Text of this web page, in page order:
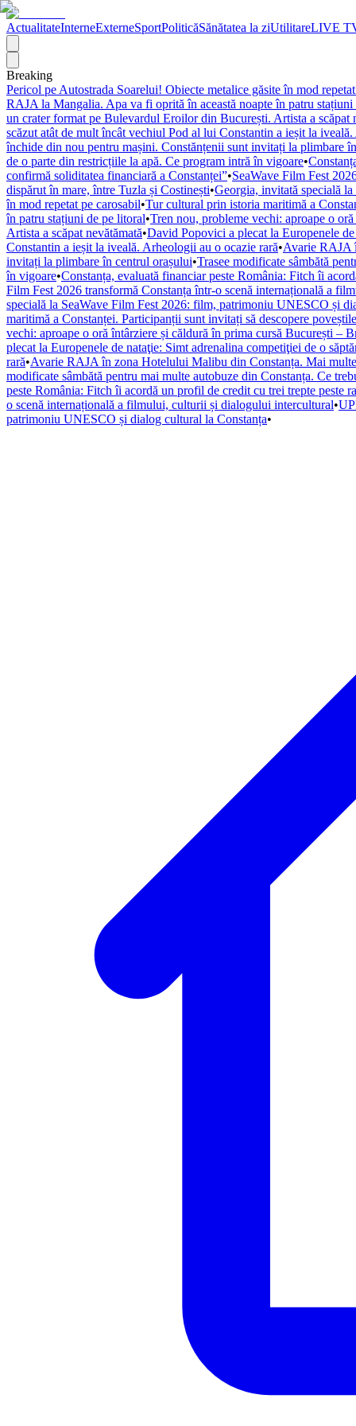
ActualitateInterneExterneSportPoliticăSănătatea la ziUtilitareLIVE
Breaking
Pericol pe Autostrada Soarelui! Obiecte metalice găsite în mod
RAJA la Mangalia. Apa va fi oprită în această noapte în patru stațiuni
un crater format pe Bulevardul Eroilor din București. Artista a scăpat
scăzut atât de mult încât vechiul Pod al lui Constantin a ieșit la
închide din nou pentru mașini. Constănțenii sunt invitați la plimbare
de o parte din restricțiile la apă. Ce program intră în vigoare•
confirmă soliditatea financiară a Constanței”•SeaWave Film Fest
dispărut în mare, între Tuzla și Costinești•Georgia, invitată specială
în mod repetat pe carosabil•Tur cultural prin istoria maritimă a
în patru stațiuni de pe litoral•Tren nou, probleme vechi: aproape o
Artista a scăpat nevătămată•David Popovici a plecat la Europenele
Constantin a ieșit la iveală. Arheologii au o ocazie rară•Avarie RAJA
invitați la plimbare în centrul orașului•Trasee modificate sâmbătă
în vigoare•Constanța, evaluată financiar peste România: Fitch îi
Film Fest 2026 transformă Constanța într-o scenă internațională a
specială la SeaWave Film Fest 2026: film, patrimoniu UNESCO și
maritimă a Constanței. Participanții sunt invitați să descopere
vechi: aproape o oră întârziere și căldură în prima cursă București –
plecat la Europenele de nataţie: Simt adrenalina competiţiei de o
rară•Avarie RAJA în zona Hotelului Malibu din Constanța. Mai
modificate sâmbătă pentru mai multe autobuze din Constanța. Ce
peste România: Fitch îi acordă un profil de credit cu trei trepte
o scenă internațională a filmului, culturii și dialogului intercultural•
patrimoniu UNESCO și dialog cultural la Constanța•